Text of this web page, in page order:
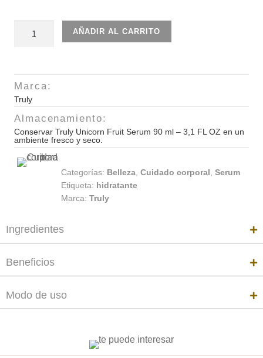
90
ml
-
3,1
FL
OZ
AÑADIR AL CARRITO
Marca:
Truly
Almacenamiento:
Conservar Truly Unicorn Fruit Serum 90 ml – 3,1 FL OZ en un
ambiente fresco y seco.
Categorías: Belleza, Cuidado corporal, Serum
Etiqueta: hidratante
Marca: Truly
Ingredientes
Beneficios
Modo de uso